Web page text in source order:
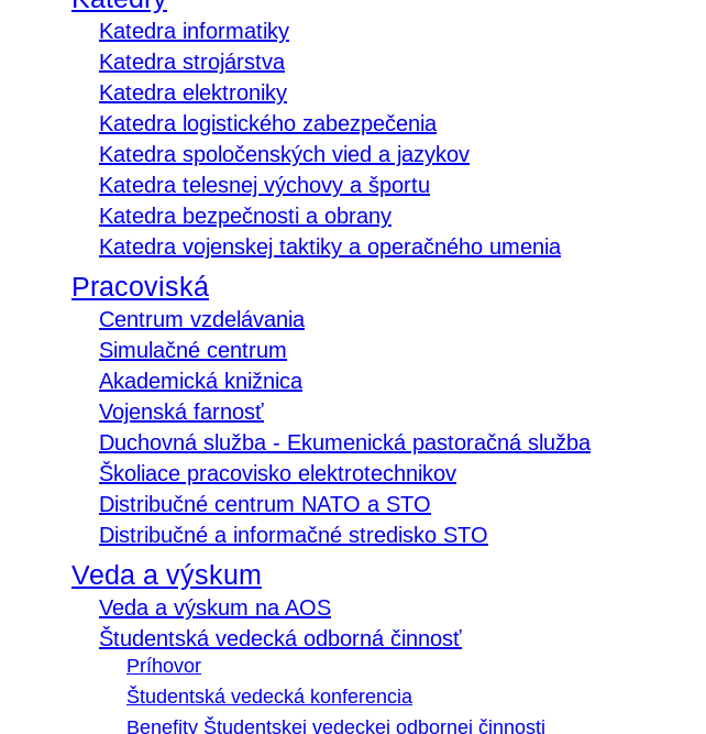
Katedra informatiky
Katedra strojárstva
Katedra elektroniky
Katedra logistického zabezpečenia
Katedra spoločenských vied a jazykov
Katedra telesnej výchovy a športu
Katedra bezpečnosti a obrany
Katedra vojenskej taktiky a operačného umenia
Pracoviská
Centrum vzdelávania
Simulačné centrum
Akademická knižnica
Vojenská farnosť
Duchovná služba - Ekumenická pastoračná služba
Školiace pracovisko elektrotechnikov
Distribučné centrum NATO a STO
Distribučné a informačné stredisko STO
Veda a výskum
Veda a výskum na AOS
Študentská vedecká odborná činnosť
Príhovor
Študentská vedecká konferencia
Benefity Študentskej vedeckej odbornej činnosti